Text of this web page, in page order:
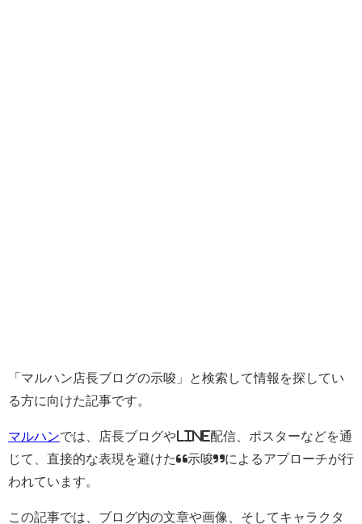
「マルハン店長ブログの示唆」と検索して情報を探してい
る方に向けた記事です。
マルハンでは、店長ブログやLINE配信、ポスターなどを通
じて、直接的な表現を避けた“示唆”によるアプローチが行
われています。
この記事では、ブログ内の文章や画像、そしてキャラクタ